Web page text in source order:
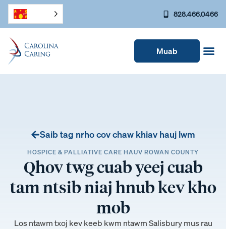
828.466.0466
Muab
Saib tag nrho cov chaw khiav hauj lwm
HOSPICE & PALLIATIVE CARE HAUV ROWAN COUNTY
Qhov twg cuab yeej cuab
tam ntsib niaj hnub kev kho
mob
Los ntawm txoj kev keeb kwm ntawm Salisbury mus rau